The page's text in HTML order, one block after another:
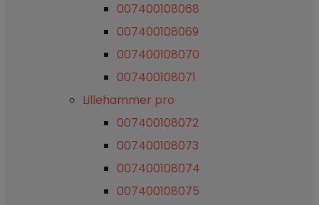
007400108068
007400108069
007400108070
007400108071
Lillehammer pro
007400108072
007400108073
007400108074
007400108075